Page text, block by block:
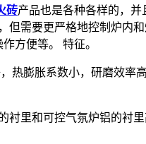
砖产品也是各种各样的，
需要更严格地控​​制炉内
方便等。 特征。
热膨胀系数小，研磨效
里和可控气氛炉铝的衬